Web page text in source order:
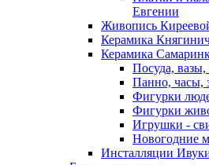
Евгении
Живопись
Керамика
Керамика
Посуда, вазы,
Панно, часы,
Фигурки
Фигурки
Игрушки -
Новогодние
Инсталляции